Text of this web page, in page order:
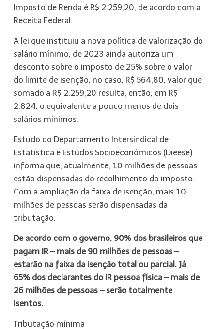
Imposto de Renda é R$ 2.259,20, de acordo com a
Receita Federal.
A lei que instituiu a nova política de valorização do
salário mínimo, de 2023 ainda autoriza um
desconto sobre o imposto de 25% sobre o valor
do limite de isenção, no caso, R$ 564,80, valor que
somado a R$ 2.259,20 resulta, então, em R$
2.824, o equivalente a pouco menos de dois
salários mínimos.
Estudo do Departamento Intersindical de
Estatística e Estudos Socioeconômicos (Dieese)
informa que, atualmente, 10 milhões de pessoas
estão dispensadas do recolhimento do imposto.
Com a ampliação da faixa de isenção, mais 10
milhões de pessoas serão dispensadas da
tributação.
De acordo com o governo, 90% dos brasileiros que
pagam IR – mais de 90 milhões de pessoas –
estarão na faixa da isenção total ou parcial. Já
65% dos declarantes do IR pessoa física – mais de
26 milhões de pessoas – serão totalmente
isentos.
Tributação mínima